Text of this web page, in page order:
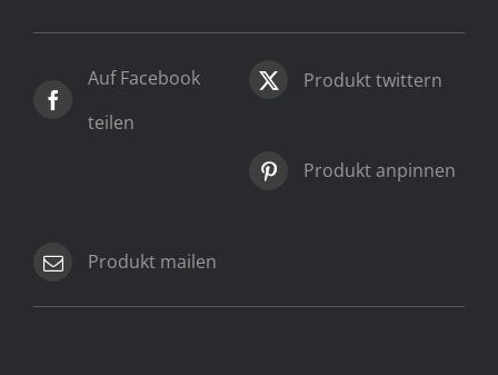
Auf Facebook
teilen
Produkt twittern
Produkt anpinnen
Produkt mailen